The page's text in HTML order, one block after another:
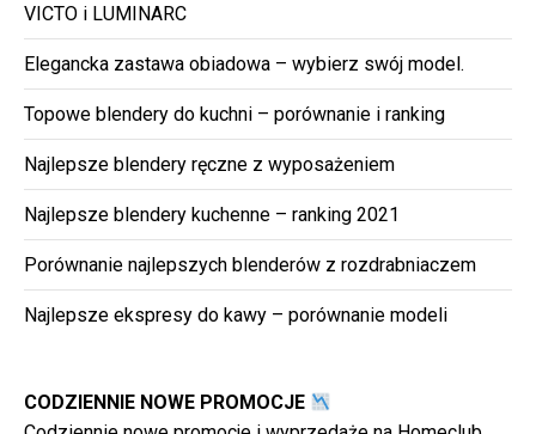
VICTO i LUMINARC
Elegancka zastawa obiadowa – wybierz swój model.
Topowe blendery do kuchni – porównanie i ranking
Najlepsze blendery ręczne z wyposażeniem
Najlepsze blendery kuchenne – ranking 2021
Porównanie najlepszych blenderów z rozdrabniaczem
Najlepsze ekspresy do kawy – porównanie modeli
CODZIENNIE NOWE PROMOCJE